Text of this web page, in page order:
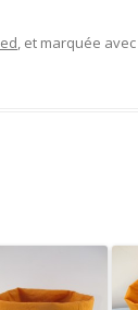
, et marquée avec